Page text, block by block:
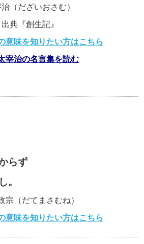
の名言・格言
格言
（だざいおさむ）
出典『創生記』
意味を知りたい方はこちら
宰治の名言集を読む
らず
。
宗（だてまさむね）
意味を知りたい方はこちら